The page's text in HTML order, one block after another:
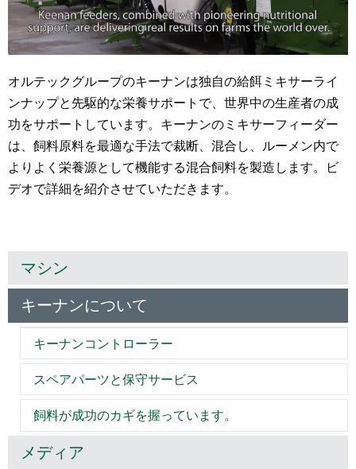
マシン
キーナンについて
キーナンコントローラー
スペアパーツと保守サービス
飼料が成功のカギを握っています。
メディア
Video
オルテックグループのキーナンは独自の給餌ミキサーライ
ンナップと先駆的な栄養サポートで、世界中の生産者の成
功をサポートしています。キーナンのミキサーフィーダー
は、飼料原料を最適な手法で裁断、混合し、ルーメン内で
よりよく栄養源として機能する混合飼料を製造します。ビ
デオで詳細を紹介させていただきます。